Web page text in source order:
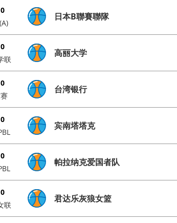
日本B聯賽聯隊
联
高丽大学
台湾银行
宾南塔塔克
帕拉纳克爱国者队
联
君达乐灰狼女篮